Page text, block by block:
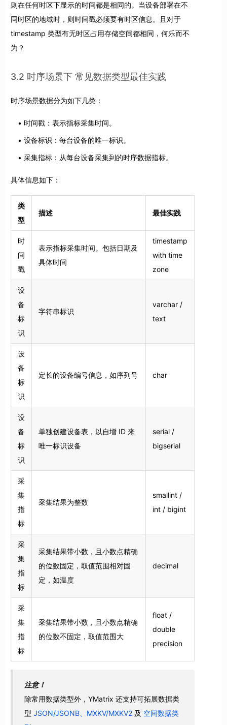
则在任何时区下显示的时间都是相同的。当设备部署在不
同时区的地域时，则时间戳必须要有时区信息。且对于
timestamp 类型有无时区占用存储空间都相同，何乐而不
为？
3.2 时序场景下 常见数据类型最佳实践
时序场景数据分为如下几类：
时间戳：表示指标采集时间。
设备标识：每台设备的唯一标识。
采集指标：从每台设备采集到的时序数据指标。
具体信息如下：
类
型
描述 最佳实践
时
间
戳
表示指标采集时间。包括日期及
具体时间
timestamp
with time
zone
设
备
标
识
字符串标识
varchar /
text
设
备
标
识
定长的设备编号信息，如序列号 char
设
备
标
识
单独创建设备表，以自增 ID 来
唯一标识设备
serial /
bigserial
采
集
指
标
采集结果为整数
smallint /
int / bigint
采
集
指
标
采集结果带小数，且小数点精确
的位数固定，取值范围相对固
定，如温度
decimal
采
集
指
标
采集结果带小数，且小数点精确
的位数不固定，取值范围大
float /
double
precision
注意！
除常用数据类型外，YMatrix 还支持可拓展数据类
型JSON/JSONB、MXKV/MXKV2 及 空间数据类